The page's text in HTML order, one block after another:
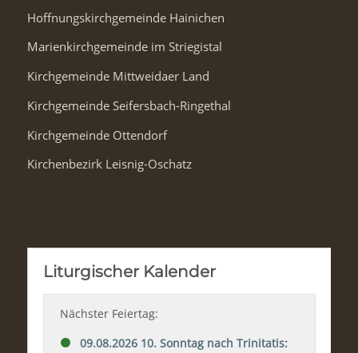
Hoffnungskirchgemeinde Hainichen
Marienkirchgemeinde im Striegistal
Kirchgemeinde Mittweidaer Land
Kirchgemeinde Seifersbach-Ringethal
Kirchgemeinde Ottendorf
Kirchenbezirk Leisnig-Oschatz